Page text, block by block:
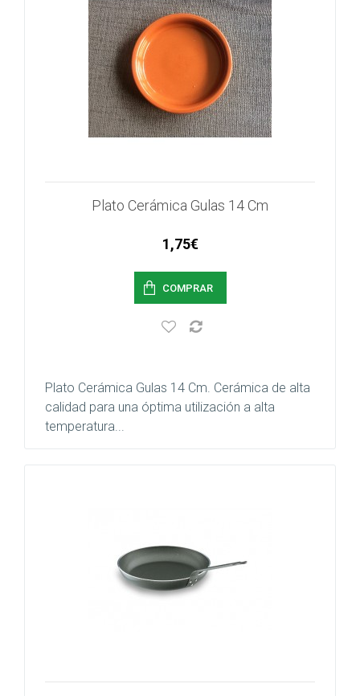
Plato Cerámica Gulas 14 Cm
1,75€
COMPRAR
Plato Cerámica Gulas 14 Cm. Cerámica de alta
calidad para una óptima utilización a alta
temperatura...